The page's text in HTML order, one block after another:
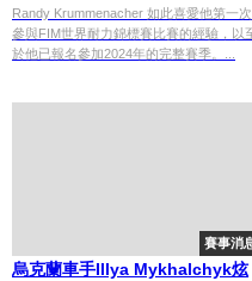
EWC比賽
Randy Krummenacher 如此喜愛他第一次
參與FIM世界耐力錦標賽比賽的經驗，以
於他已報名參加2024年的完整賽季。...
賽事消
烏克蘭車手Illya Mykhalchyk炫